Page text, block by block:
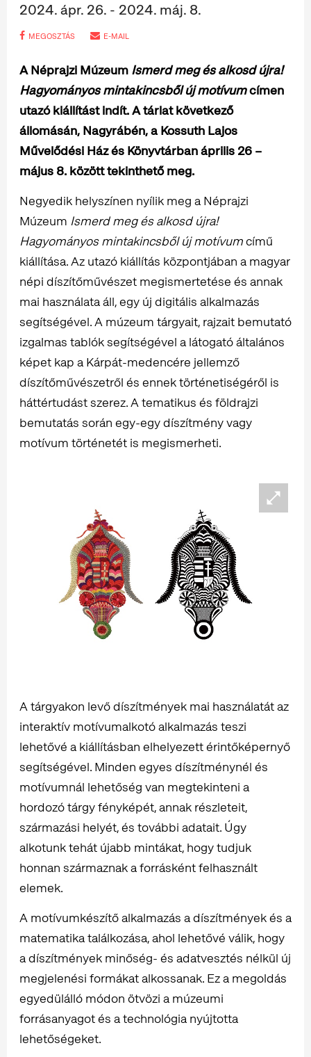
2024. ápr. 26. - 2024. máj. 8.
MEGOSZTÁS E-MAIL
A Néprajzi Múzeum Ismerd meg és alkosd újra!
Hagyományos mintakincsből új motívumcímen
utazó kiállítást indít. A tárlat következő
állomásán, Nagyrábén, a Kossuth Lajos
Művelődési Ház és Könyvtárban április 26 –
május 8. között tekinthető meg.
Negyedik helyszínen nyílik meg a Néprajzi
Múzeum Ismerd meg és alkosd újra!
Hagyományos mintakincsből új motívumcímű
kiállítása. Az utazó kiállítás központjában a magyar
népi díszítőművészet megismertetése és annak
mai használata áll, egy új digitális alkalmazás
segítségével. A múzeum tárgyait, rajzait bemutató
izgalmas tablók segítségével a látogató általános
képet kap a Kárpát-medencére jellemző
díszítőművészetről és ennek történetiségéről is
háttértudást szerez. A tematikus és földrajzi
bemutatás során egy-egy díszítmény vagy
motívum történetét is megismerheti.
A tárgyakon levő díszítmények mai használatát az
interaktív motívumalkotó alkalmazás teszi
lehetővé a kiállításban elhelyezett érintőképernyő
segítségével. Minden egyes díszítménynél és
motívumnál lehetőség van megtekinteni a
hordozó tárgy fényképét, annak részleteit,
származási helyét, és további adatait. Úgy
alkotunk tehát újabb mintákat, hogy tudjuk
honnan származnak a forrásként felhasznált
elemek.
A motívumkészítő alkalmazás a díszítmények és a
matematika találkozása, ahol lehetővé válik, hogy
a díszítmények minőség- és adatvesztés nélkül új
megjelenési formákat alkossanak. Ez a megoldás
egyedülálló módon ötvözi a múzeumi
forrásanyagot és a technológia nyújtotta
lehetőségeket.